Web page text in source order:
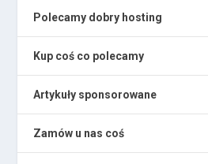
Polecamy dobry hosting
Kup coś co polecamy
Artykuły sponsorowane
Zamów u nas coś